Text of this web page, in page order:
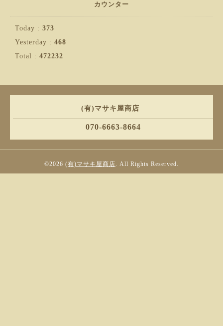
カウンター
Today : 373
Yesterday : 468
Total : 472232
(有)マサキ屋商店
070-6663-8664
©2026 (有)マサキ屋商店. All Rights Reserved.